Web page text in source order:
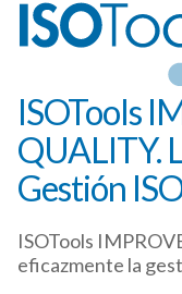
ISOTools
QUALITY.
Gestión
ISOTools
eficazmente la